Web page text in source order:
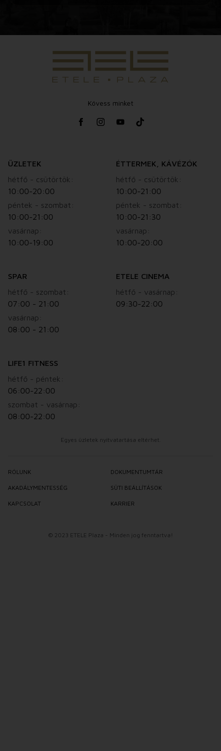
Kövess minket
ÜZLETEK
hétfő - csütörtök:
10:00-20:00
péntek - szombat:
10:00-21:00
vasárnap:
10:00-19:00
ÉTTERMEK, KÁVÉZÓK
hétfő - csütörtök:
10:00-21:00
péntek - szombat:
10:00-21:30
vasárnap:
10:00-20:00
SPAR
hétfő - szombat:
07:00 - 21:00
vasárnap:
08:00 - 21:00
ETELE CINEMA
hétfő - vasárnap:
09:30-22:00
LIFE1 FITNESS
hétfő - péntek:
06:00-22:00
szombat - vasárnap:
08:00-22:00
Egyes üzletek nyitvatartása eltérhet.
RÓLUNK DOKUMENTUMTÁR
AKADÁLYMENTESSÉG SÜTI BEÁLLÍTÁSOK
KAPCSOLAT KARRIER
© 2023 ETELE Plaza - Minden jog fenntartva!